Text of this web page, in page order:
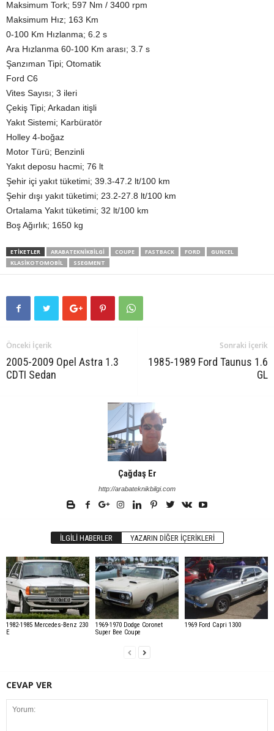
Maksimum Tork; 597 Nm / 3400 rpm
Maksimum Hız; 163 Km
0-100 Km Hızlanma; 6.2 s
Ara Hızlanma 60-100 Km arası; 3.7 s
Şanzıman Tipi; Otomatik
Ford C6
Vites Sayısı; 3 ileri
Çekiş Tipi; Arkadan itişli
Yakıt Sistemi; Karbüratör
Holley 4-boğaz
Motor Türü; Benzinli
Yakıt deposu hacmi; 76 lt
Şehir içi yakıt tüketimi; 39.3-47.2 lt/100 km
Şehir dışı yakıt tüketimi; 23.2-27.8 lt/100 km
Ortalama Yakıt tüketimi; 32 lt/100 km
Boş Ağırlık; 1650 kg
ETIKETLER ARABATEKNIKBILGI COUPE FASTBACK FORD
GUNCEL
KLASIKOTOMOBIL
SSEGMENT
Önceki İçerik
2005-2009 Opel Astra 1.3
CDTI Sedan
Sonraki İçerik
1985-1989 Ford Taunus 1.6
GL
Çağdaş Er
http://arabateknikbilgi.com
İLGILI HABERLER YAZARIN DIĞER İÇERIKLERI
1982-1985 Mercedes-Benz 230
E
1969-1970 Dodge Coronet
Super Bee Coupe
1969 Ford Capri 1300
CEVAP VER